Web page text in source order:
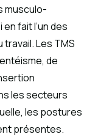
musculo-
fait l’un des
Les TMS
de
les secteurs
les postures
présentes.